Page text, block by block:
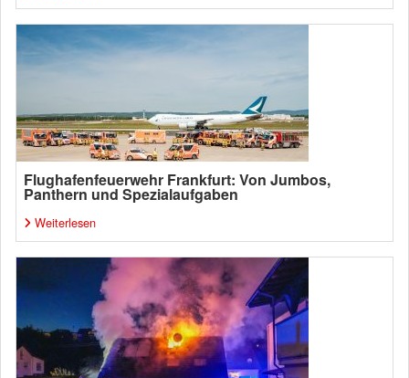
Flughafenfeuerwehr Frankfurt: Von Jumbos,
Panthern und Spezialaufgaben
Weiterlesen